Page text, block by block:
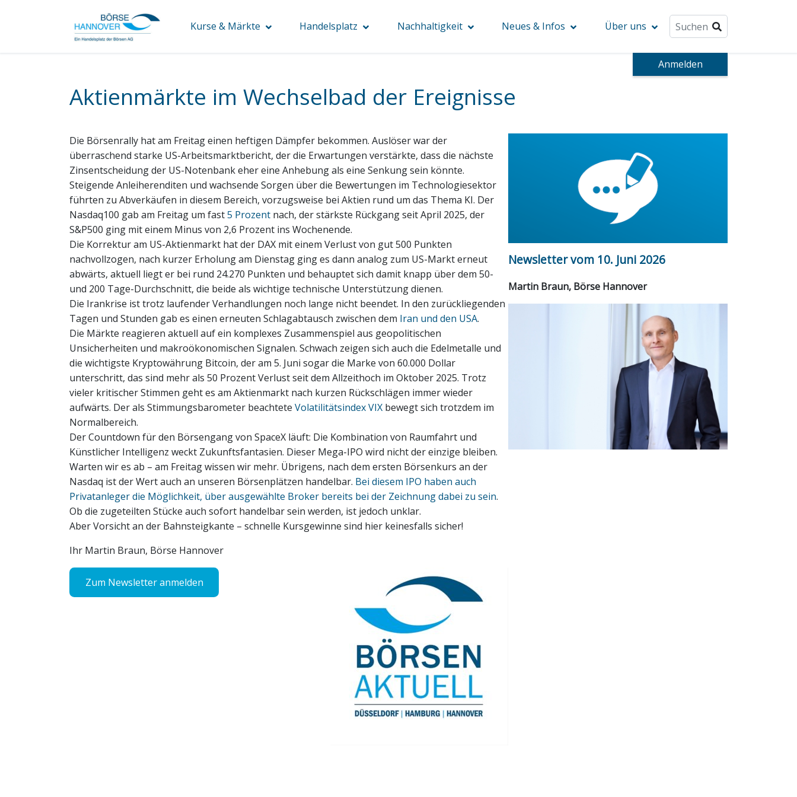
Kurse & Märkte Handelsplatz Nachhaltigkeit Neues & Infos Über uns
Anmelden
Aktienmärkte im Wechselbad der Ereignisse
Die Börsenrally hat am Freitag einen heftigen Dämpfer bekommen. Auslöser war der
überraschend starke US-Arbeitsmarktbericht, der die Erwartungen verstärkte, dass die nächste
Zinsentscheidung der US-Notenbank eher eine Anhebung als eine Senkung sein könnte.
Steigende Anleiherenditen und wachsende Sorgen über die Bewertungen im Technologiesektor
führten zu Abverkäufen in diesem Bereich, vorzugsweise bei Aktien rund um das Thema KI. Der
Nasdaq100 gab am Freitag um fast5 Prozent nach, der stärkste Rückgang seit April 2025, der
S&P500 ging mit einem Minus von 2,6 Prozent ins Wochenende.
Die Korrektur am US-Aktienmarkt hat der DAX mit einem Verlust von gut 500 Punkten
nachvollzogen, nach kurzer Erholung am Dienstag ging es dann analog zum US-Markt erneut
abwärts, aktuell liegt er bei rund 24.270 Punkten und behauptet sich damit knapp über dem 50-
und 200 Tage-Durchschnitt, die beide als wichtige technische Unterstützung dienen.
Die Irankrise ist trotz laufender Verhandlungen noch lange nicht beendet. In den zurückliegenden
Tagen und Stunden gab es einen erneuten Schlagabtausch zwischen dem Iran und den USA.
Die Märkte reagieren aktuell auf ein komplexes Zusammenspiel aus geopolitischen
Unsicherheiten und makroökonomischen Signalen. Schwach zeigen sich auch die Edelmetalle und
die wichtigste Kryptowährung Bitcoin, der am 5. Juni sogar die Marke von 60.000 Dollar
unterschritt, das sind mehr als 50 Prozent Verlust seit dem Allzeithoch im Oktober 2025. Trotz
vieler kritischer Stimmen geht es am Aktienmarkt nach kurzen Rückschlägen immer wieder
aufwärts. Der als Stimmungsbarometer beachtete Volatilitätsindex VIX bewegt sich trotzdem im
Normalbereich.
Der Countdown für den Börsengang von SpaceX läuft: Die Kombination von Raumfahrt und
Künstlicher Intelligenz weckt Zukunftsfantasien. Dieser Mega-IPO wird nicht der einzige bleiben.
Warten wir es ab – am Freitag wissen wir mehr. Übrigens, nach dem ersten Börsenkurs an der
Nasdaq ist der Wert auch an unseren Börsenplätzen handelbar. Bei diesem IPO haben auch
Privatanleger die Möglichkeit, über ausgewählte Broker bereits bei der Zeichnung dabei zu sein.
Ob die zugeteilten Stücke auch sofort handelbar sein werden, ist jedoch unklar.
Aber Vorsicht an der Bahnsteigkante – schnelle Kursgewinne sind hier keinesfalls sicher!
Ihr Martin Braun, Börse Hannover
Zum Newsletter anmelden
Newsletter vom 10. Juni 2026
Martin Braun, Börse Hannover